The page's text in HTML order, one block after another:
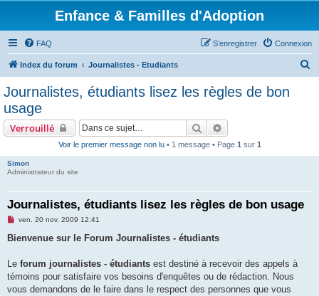
Enfance & Familles d'Adoption
FAQ Connexion
S’enregistrer
Index du forum Journalistes - Etudiants
Journalistes, étudiants lisez les règles de bon
usage
Verrouillé Rechercher
Voir le premier message non lu• 1 message • Page 1 sur 1
Simon
Administrateur du site
Journalistes, étudiants lisez les règles de bon usage
M
s
g
n
o
ven. 20 nov. 2009 12:41
Bienvenue sur le Forum Journalistes - étudiants
Le forum journalistes - étudiants est destiné à recevoir des appels à
témoins pour satisfaire vos besoins d'enquêtes ou de rédaction. Nous
vous demandons de le faire dans le respect des personnes que vous